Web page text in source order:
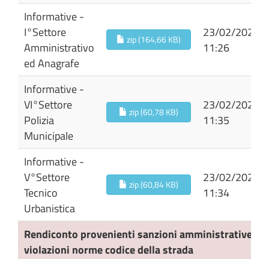
Informative -
I°Settore
Amministrativo
ed Anagrafe
zip (164,66 KB)
23/02/2024
11:26
Informative -
VI°Settore
Polizia
Municipale
zip (60,78 KB)
23/02/2024
11:35
Informative -
V°Settore
Tecnico
Urbanistica
zip (60,84 KB)
23/02/2024
11:34
Rendiconto provenienti sanzioni amministrative
violazioni norme codice della strada